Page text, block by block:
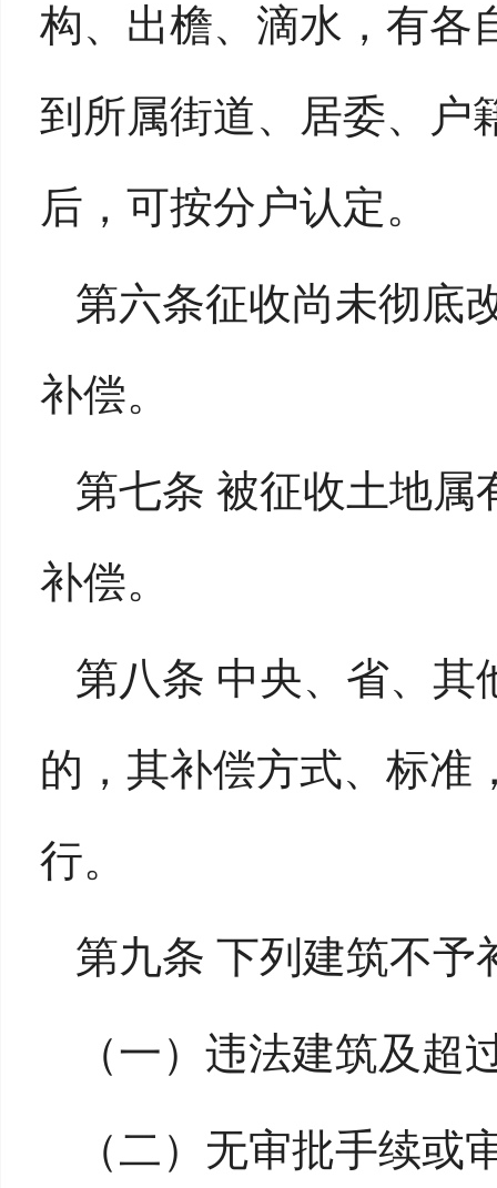
构、出檐、滴水，有各
到所属街道、居委、户
后，可按分户认定。
第六条征收尚未彻底
补偿。
第七条 被征收土地属
补偿。
第八条 中央、省、其
的，其补偿方式、标准
行。
第九条 下列建筑不予
（一）违法建筑及超
（二）无审批手续